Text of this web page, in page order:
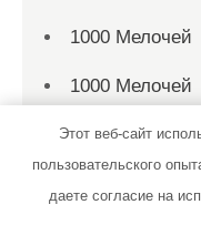
1000 Мелочей
1000 Мелочей
1000 Мелочей
Этот веб-сайт
пользовательского
даете согласие на